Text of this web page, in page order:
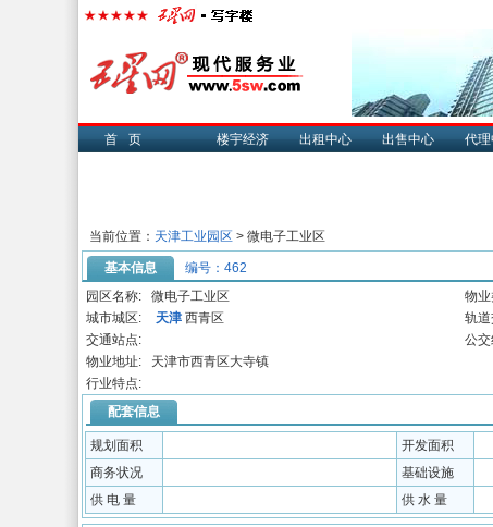
首页 楼宇经济 出租中心 出售中心 代
当前位置： 天津工业园区 > 微电子工业区
基本信息 编号：462
园区名称:
微电子工业区 物
城市城区:
天津 西青区
轨
交通站点:
公
物业地址:
天津市西青区大寺镇
行业特点:
配套信息
规划面积 开发面积
商务状况
基础设施
供 电 量
供 水 量